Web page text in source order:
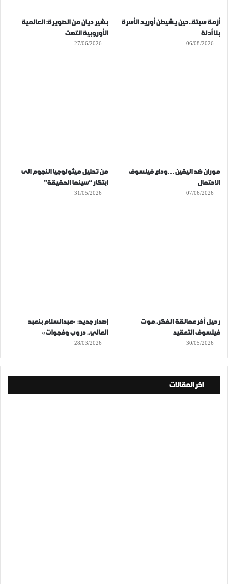
أزمة سبتة..حين يشيطن أوريد الأسرة
بلا أدلة
06/08/2026
بشير ديان من الصويرة: العالمية
الأوروبية انتهت
27/06/2026
موران ضد اليقين…وداع فيلسوف
الاحتمال
07/06/2026
من تحليل ميثولوجيا النجوم الى
ابتكار “سينما الحقيقة”
31/05/2026
رحيل آخر عمالقة الفكر..موت
فيلسوف التعقيد
30/05/2026
إصدار جديد: «عبدالسلام بنعبد
العالي.. دروب وفجوات»
28/03/2026
اخر المقالات